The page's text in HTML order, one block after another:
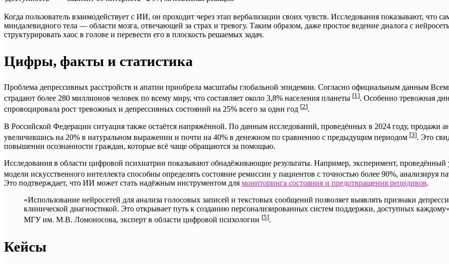
Когда пользователь взаимодействует с ИИ, он проходит через этап вербализации своих чувств. Исследования показывают, что
миндалевидного тела — области мозга, отвечающей за страх и тревогу. Таким образом, даже простое ведение диалога с
структурировать хаос в голове и перевести его в плоскость решаемых задач.
Цифры, факты и статистика
Проблема депрессивных расстройств и апатии приобрела масштабы глобальной эпидемии. Согласно официальным данным
страдают более 280 миллионов человек по всему миру, что составляет около 3,8% населения планеты [1]. Особенно тревожная
спровоцировала рост тревожных и депрессивных состояний на 25% всего за один год [2].
В Российской Федерации ситуация также остаётся напряжённой. По данным исследований, проведённых в 2024 году, продажи
увеличившись на 20% в натуральном выражении и почти на 40% в денежном по сравнению с предыдущим периодом [3]. Это
повышении осознанности граждан, которые всё чаще обращаются за помощью.
Исследования в области цифровой психиатрии показывают обнадёживающие результаты. Например, эксперимент,
модели искусственного интеллекта способны определять состояние ремиссии у пациентов с точностью более 90%, анализируя
Это подтверждает, что ИИ может стать надёжным инструментом для мониторинга состояния и предотвращения рецидивов.
«Использование нейросетей для анализа голосовых записей и текстовых сообщений позволяет выявлять признаки
клинической диагностикой. Это открывает путь к созданию персонализированных систем поддержки, доступных
МГУ им. М.В. Ломоносова, эксперт в области цифровой психологии [5].
Кейсы